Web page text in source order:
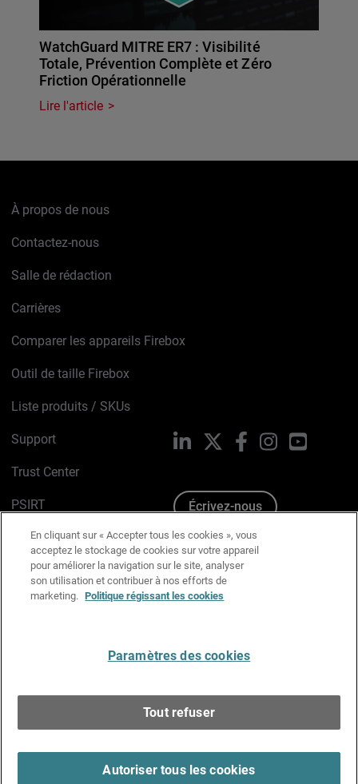
WatchGuard MITRE ER7 : Visibilité
Totale, Prévention Complète et Zéro
Friction Opérationnelle
Lire l'article
À propos de nous
Contactez-nous
Salle de rédaction
Carrières
Comparer les appareils Firebox
Outil de taille Firebox
Liste produits / SKUs
Support
Trust Center
PSIRT
Avis sur les cookies
Politique de confidentialité
Charte Graphique
LinkedIn FacebookInstagramYouTube
Écrivez-nous
En cliquant sur « Accepter tous les cookies », vous
acceptez le stockage de cookies sur votre appareil
pour améliorer la navigation sur le site, analyser
son utilisation et contribuer à nos efforts de
marketing. Politique régissant les cookies
Paramètres des cookies
Tout refuser
Autoriser tous les cookies